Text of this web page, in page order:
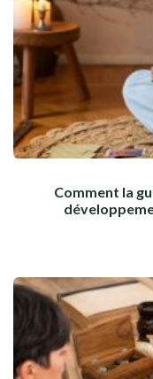
Comment la